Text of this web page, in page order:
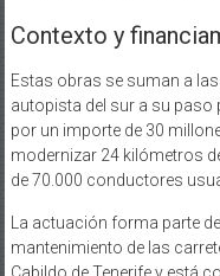
Contexto y
Estas obras se suman a
autopista del sur a su paso
por un importe de 30
modernizar 24 kilómetros
de 70.000 conductores
La actuación forma parte
mantenimiento de las
Cabildo de Tenerife y está